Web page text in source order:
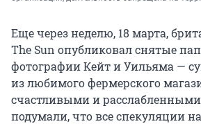
Еще через неделю, 18 марта,
The Sun опубликовал снятые
фотографии Кейт и Уильяма —
из любимого фермерского
счастливыми и
подумали, что все спекуляции